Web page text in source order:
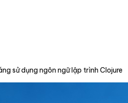
sử dụng ngôn ngữ lập trình Clojure